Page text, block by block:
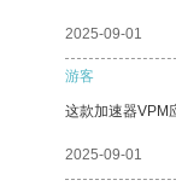
2025-09-01
游客
这款加速器VPM
2025-09-01